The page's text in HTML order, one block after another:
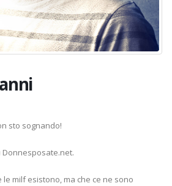
sto sognando!
Donnesposate.net.
milf esistono, ma che ce ne sono